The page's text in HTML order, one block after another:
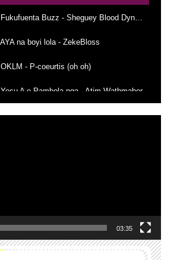
na boyi lola - ZekeBloss
- P-coeurtis (oh oh)
A o Pambola nga - Atim Wathmaber
na yemba - Candy Mulamba
03:35